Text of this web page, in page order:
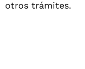
otros trámites.